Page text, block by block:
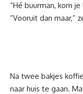
“Hé buurman, kom
“Vooruit dan maar,”
Na twee bakjes
naar huis te gaan.